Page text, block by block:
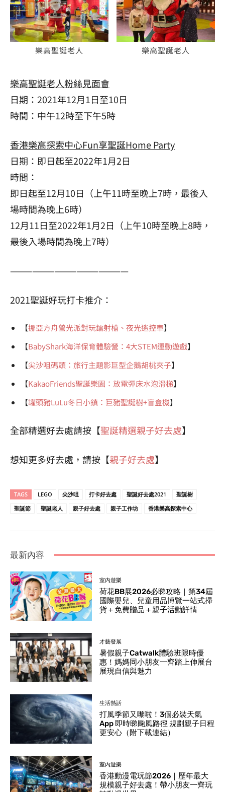
樂高聖誕老人 樂高聖誕老人
樂高聖誕老人粉絲見面會
日期：2021年12月1日至10日
時間：中午12時至下午5時
香港樂高探索中心Fun享聖誕Home Party
日期：即日起至2022年1月2日
時間：
即日起至12月10日（上午11時至晚上7時，最後入
場時間為晚上6時）
12月11日至2022年1月2日（上午10時至晚上8時，
最後入場時間為晚上7時）
————————————————
2021聖誕好玩打卡推介：
【挪亞方舟螢光派對玩鐳射槍、夜光遙控車】
【BabyShark海洋保育體驗營：4大STEM運動遊戲】
【尖沙咀碼頭：旅行主題影巨型企鵝胡桃夾子】
【KakaoFriends聖誕樂園：放電彈床水泡滑梯】
【罐頭豬LuLu冬日小鎮：巨豬聖誕樹+盲盒機】
全部精選好去處請按【聖誕精選親子好去處】
想知更多好去處，請按【親子好去處】
TAGS LEGO 尖沙咀 打卡好去處 聖誕好去處2021
聖誕樹
聖誕節
聖誕老人 親子好去處 親子工作坊 香港樂高探索中心
最新內容
室內遊樂
荷花BB展2026必睇攻略｜第34屆
國際嬰兒、兒童用品博覽一站式掃
貨＋免費贈品＋親子活動詳情
才藝發展
暑假親子Catwalk體驗班限時優
惠！媽媽同小朋友一齊踏上伸展台
展現自信與魅力
生活熱話
打風季節又嚟啦！3個必裝天氣
App 即時睇颱風路徑 規劃親子日程
更安心（附下載連結）
室內遊樂
香港動漫電玩節2026｜歷年最大
規模親子好去處！帶小朋友一齊玩